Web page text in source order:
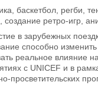
баскетбол, регби,
ретро-игр,
в зарубежных
способно
реальное
с UNICEF и в
просветительских